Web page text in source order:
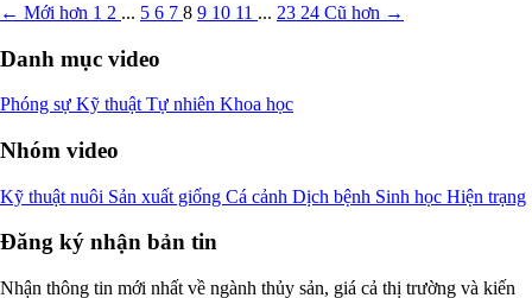
← Mới hơn 1 2 ... 5 6 7 8 9 10 11 ... 23 24 Cũ hơn →
Danh mục video
Phóng sự Kỹ thuật Tự nhiên Khoa học
Nhóm video
Kỹ thuật nuôi Sản xuất giống Cá cảnh Dịch bệnh Sinh học Hiện trạng
Đăng ký nhận bản tin
Nhận thông tin mới nhất về ngành thủy sản, giá cả thị trường và kiến